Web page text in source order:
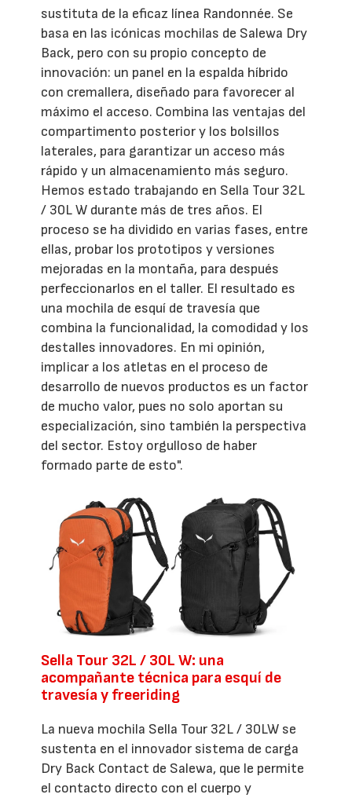
sustituta de la eficaz línea Randonnée. Se
basa en las icónicas mochilas de Salewa Dry
Back, pero con su propio concepto de
innovación: un panel en la espalda híbrido
con cremallera, diseñado para favorecer al
máximo el acceso. Combina las ventajas del
compartimento posterior y los bolsillos
laterales, para garantizar un acceso más
rápido y un almacenamiento más seguro.
Hemos estado trabajando en Sella Tour 32L
/ 30L W durante más de tres años. El
proceso se ha dividido en varias fases, entre
ellas, probar los prototipos y versiones
mejoradas en la montaña, para después
perfeccionarlos en el taller. El resultado es
una mochila de esquí de travesía que
combina la funcionalidad, la comodidad y los
destalles innovadores. En mi opinión,
implicar a los atletas en el proceso de
desarrollo de nuevos productos es un factor
de mucho valor, pues no solo aportan su
especialización, sino también la perspectiva
del sector. Estoy orgulloso de haber
formado parte de esto".
Sella Tour 32L / 30L W: una
acompañante técnica para esquí de
travesía y freeriding
La nueva mochila Sella Tour 32L / 30LW se
sustenta en el innovador sistema de carga
Dry Back Contact de Salewa, que le permite
el contacto directo con el cuerpo y